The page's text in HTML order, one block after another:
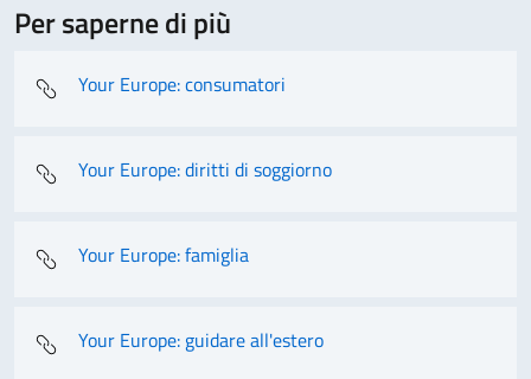
Per saperne di più
Your Europe: consumatori
Your Europe: diritti di soggiorno
Your Europe: famiglia
Your Europe: guidare all'estero